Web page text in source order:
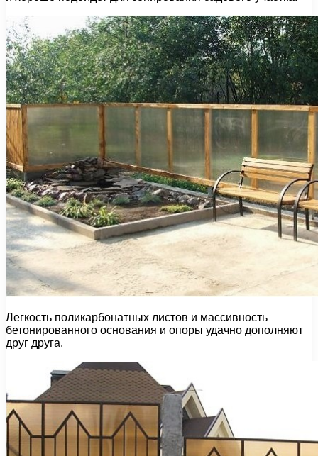
Легкость поликарбонатных листов и массивность
бетонированного основания и опоры удачно дополняют
друг друга.